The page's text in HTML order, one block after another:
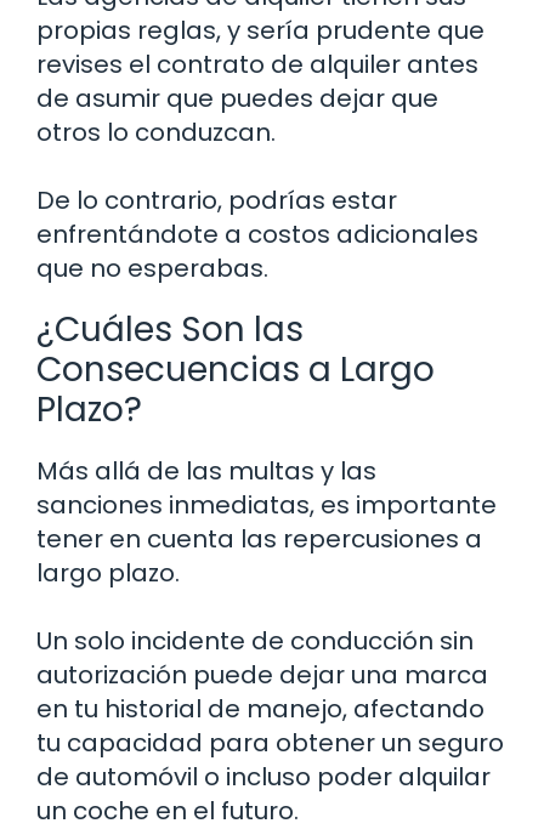
propias reglas, y sería prudente que
revises el contrato de alquiler antes
de asumir que puedes dejar que
otros lo conduzcan.
De lo contrario, podrías estar
enfrentándote a costos adicionales
que no esperabas.
¿Cuáles Son las
Consecuencias a Largo
Plazo?
Más allá de las multas y las
sanciones inmediatas, es importante
tener en cuenta las repercusiones a
largo plazo.
Un solo incidente de conducción sin
autorización puede dejar una marca
en tu historial de manejo, afectando
tu capacidad para obtener un seguro
de automóvil o incluso poder alquilar
un coche en el futuro.